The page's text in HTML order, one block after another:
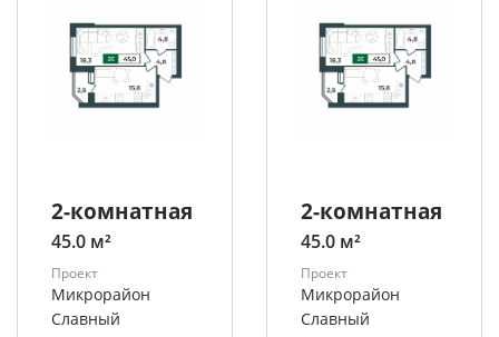
2-комнатная
45.0 м²
Проект
Микрорайон
Славный
2-комнатная
45.0 м²
Проект
Микрорайон
Славный